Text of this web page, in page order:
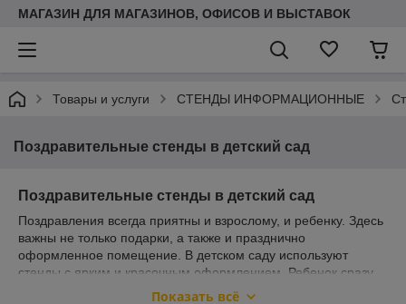
МАГАЗИН ДЛЯ МАГАЗИНОВ, ОФИСОВ И ВЫСТАВОК
Товары и услуги СТЕНДЫ ИНФОРМАЦИОННЫЕ
Поздравительные стенды в детский сад
Поздравительные стенды в детский сад
Поздравления всегда приятны и взрослому, и ребенку. Здесь
важны не только подарки, а также и празднично
оформленное помещение. В детском саду используют
стенды с ярким и красочным оформлением. Ребенок сразу
ощутит праздничную атмосферу.
Показать всё